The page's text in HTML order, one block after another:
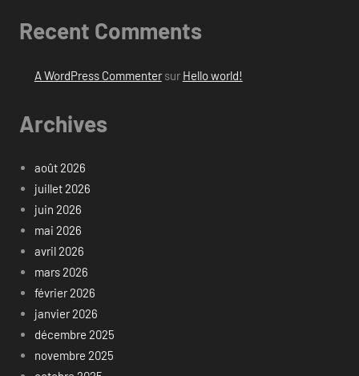
Recent Comments
A WordPress Commentersur Hello world!
Archives
août 2026
juillet 2026
juin 2026
mai 2026
avril 2026
mars 2026
février 2026
janvier 2026
décembre 2025
novembre 2025